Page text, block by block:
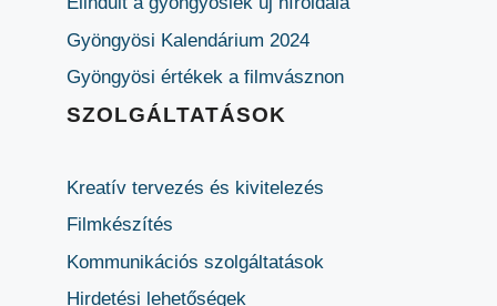
Gyöngyösi Kalendárium 2024
Gyöngyösi értékek a filmvásznon
SZOLGÁLTATÁSOK
Kreatív tervezés és kivitelezés
Filmkészítés
Kommunikációs szolgáltatások
Hirdetési lehetőségek